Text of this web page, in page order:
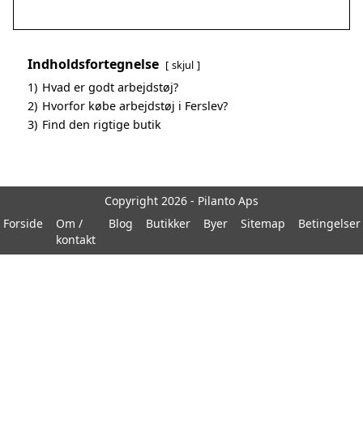
Indholdsfortegnelse skjul
1) Hvad er godt arbejdstøj?
2) Hvorfor købe arbejdstøj i Ferslev?
3) Find den rigtige butik
Copyright 2026 - Pilanto Aps
Forside
Om /
kontakt
Blog Butikker Byer Sitemap Betingelser